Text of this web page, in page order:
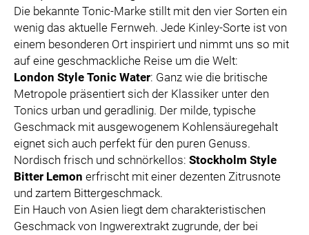
Die bekannte Tonic-Marke stillt mit den vier Sorten ein
wenig das aktuelle Fernweh. Jede Kinley-Sorte ist von
einem besonderen Ort inspiriert und nimmt uns so mit
auf eine geschmackliche Reise um die Welt:
London Style Tonic Water: Ganz wie die britische
Metropole präsentiert sich der Klassiker unter den
Tonics urban und geradlinig. Der milde, typische
Geschmack mit ausgewogenem Kohlensäuregehalt
eignet sich auch perfekt für den puren Genuss.
Nordisch frisch und schnörkellos: Stockholm Style
Bitter Lemon erfrischt mit einer dezenten Zitrusnote
und zartem Bittergeschmack.
Ein Hauch von Asien liegt dem charakteristischen
Geschmack von Ingwerextrakt zugrunde, der bei